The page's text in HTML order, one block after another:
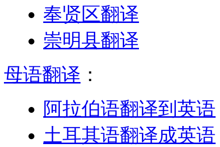
奉贤区翻译
崇明县翻译
母语翻译 ：
阿拉伯语翻译到英语
土耳其语翻译成英语